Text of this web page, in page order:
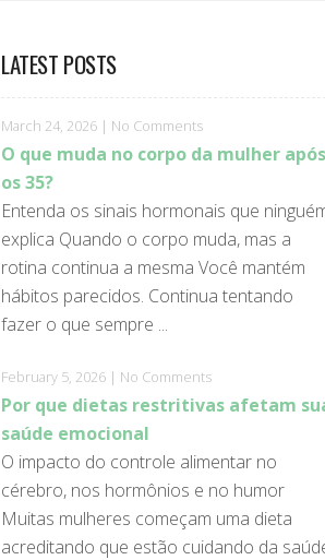
LATEST POSTS
March 24, 2026 | No Comments
O que muda no corpo da mulher após
os 35?
Entenda os sinais hormonais que
explica Quando o corpo muda, mas a
rotina continua a mesma Você mantém
hábitos parecidos. Continua tentando
fazer o que sempre ...
February 5, 2026 | No Comments
Por que dietas restritivas afetam
saúde emocional
O impacto do controle alimentar no
cérebro, nos hormônios e no humor
Muitas mulheres começam uma dieta
acreditando que estão cuidando da